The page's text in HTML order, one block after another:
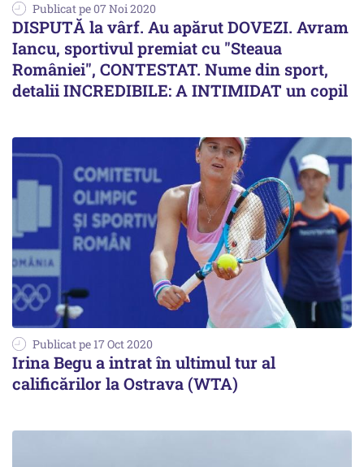
Publicat pe 07 Noi 2020
DISPUTĂ la vârf. Au apărut DOVEZI. Avram
Iancu, sportivul premiat cu "Steaua
României", CONTESTAT. Nume din sport,
detalii INCREDIBILE: A INTIMIDAT un copil
Publicat pe 17 Oct 2020
Irina Begu a intrat în ultimul tur al
calificărilor la Ostrava (WTA)